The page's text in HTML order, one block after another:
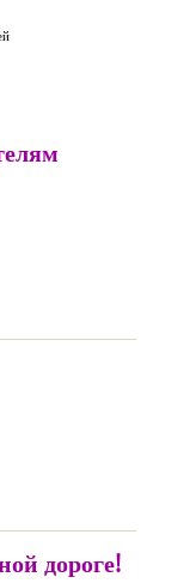
дороге!